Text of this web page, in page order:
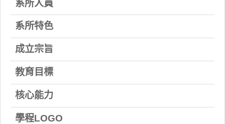
系所人員
系所特色
成立宗旨
教育目標
核心能力
學程LOGO